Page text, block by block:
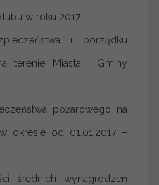
w roku 2017.
i porządku
terenie Miasta i Gminy
pożarowego na
okresie od 01.01.2017 –
średnich wynagrodzeń